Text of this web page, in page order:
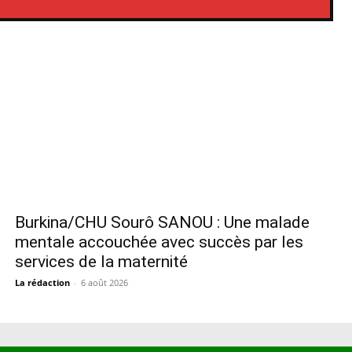
Burkina/CHU Sourô SANOU : Une malade
mentale accouchée avec succès par les
services de la maternité
La rédaction - 6 août 2026